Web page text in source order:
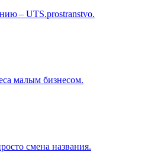
– UTS.prostranstvo.
малым бизнесом.
смена названия.